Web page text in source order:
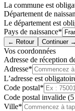
La commune est
Département de
Le département est
Pays de naissance*
← Retour Continuer →
Vos coordonnées
Adresse de réception
Adresse*
L’adresse est
Code postal*
Code postal invalide
Ville*